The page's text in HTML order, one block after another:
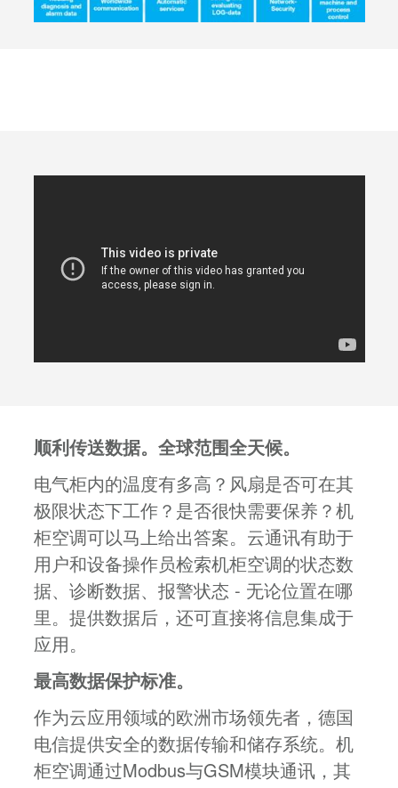
顺利传送数据。全球范围全天候。
电气柜内的温度有多高？风扇是否可在其
极限状态下工作？是否很快需要保养？机
柜空调可以马上给出答案。云通讯有助于
用户和设备操作员检索机柜空调的状态数
据、诊断数据、报警状态 - 无论位置在哪
里。提供数据后，还可直接将信息集成于
应用。
最高数据保护标准。
作为云应用领域的欧洲市场领先者，德国
电信提供安全的数据传输和储存系统。机
柜空调通过Modbus与GSM模块通讯，其